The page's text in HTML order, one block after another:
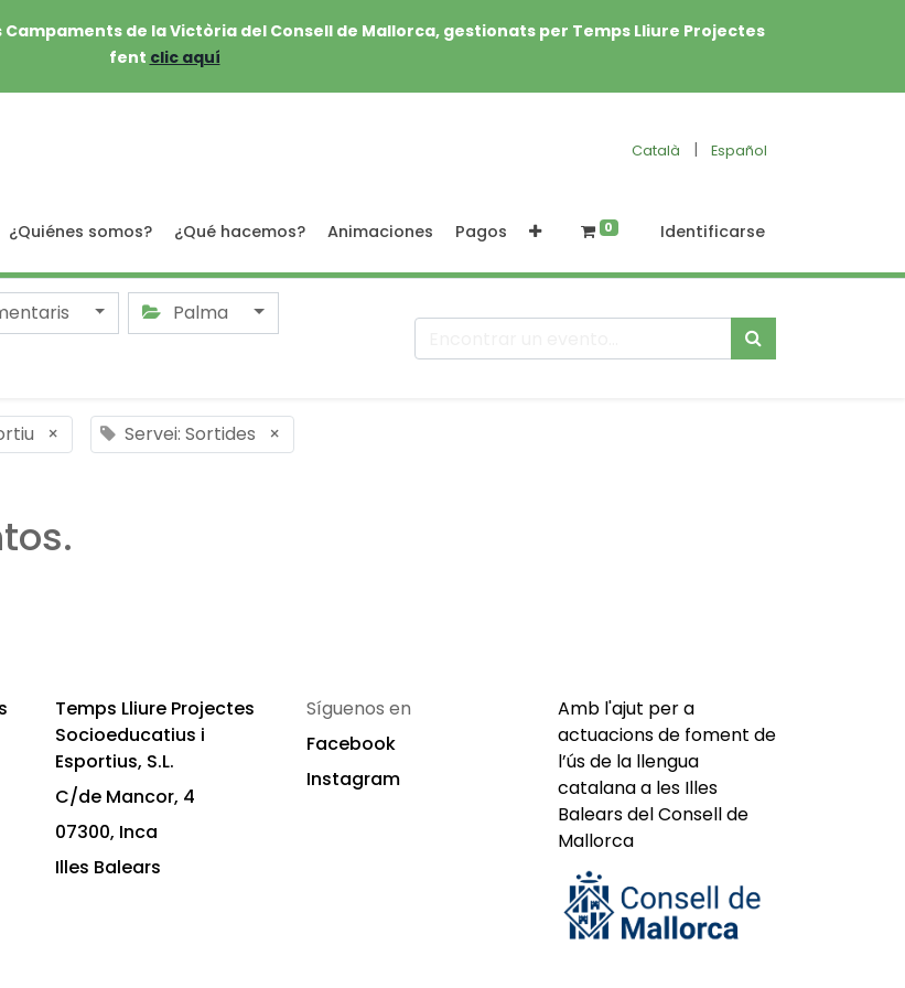
de la Victòria del Consell de Mallorca, gestionats per Temps Lliure Projectes
fent clic aquí
Català | Español
¿Quiénes somos? ¿Qué hacemos? Animaciones Pagos 0 Identificarse
Palma
× Servei: Sortides ×
Temps Lliure Projectes
Socioeducatius i
Esportius, S.L.
C/de Mancor, 4
07300, Inca
Illes Balears
Síguenos en
Facebook
Instagram
Amb l'ajut per a
actuacions de foment de
l’ús de la llengua
catalana a les Illes
Balears del Consell de
Mallorca